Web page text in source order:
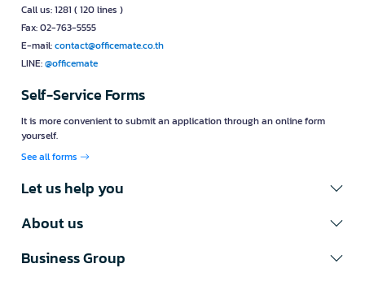
Call us: 1281 ( 120 lines )
Fax: 02-763-5555
E-mail:contact@officemate.co.th
LINE:@officemate
Self-Service Forms
It is more convenient to submit an application through an online form
yourself.
See all forms
Let us help you
About us
Business Group